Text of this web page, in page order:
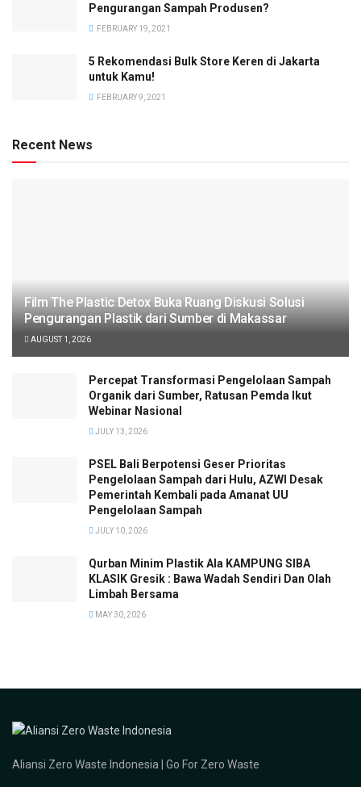
Pengurangan Sampah Produsen?
FEBRUARY 19, 2021
5 Rekomendasi Bulk Store Keren di Jakarta
untuk Kamu!
FEBRUARY 9, 2021
Recent News
Film The Plastic Detox Buka Ruang Diskusi Solusi
Pengurangan Plastik dari Sumber di Makassar
AUGUST 1, 2026
Percepat Transformasi Pengelolaan Sampah
Organik dari Sumber, Ratusan Pemda Ikut
Webinar Nasional
JULY 13, 2026
PSEL Bali Berpotensi Geser Prioritas
Pengelolaan Sampah dari Hulu, AZWI Desak
Pemerintah Kembali pada Amanat UU
Pengelolaan Sampah
JULY 10, 2026
Qurban Minim Plastik Ala KAMPUNG SIBA
KLASIK Gresik : Bawa Wadah Sendiri Dan Olah
Limbah Bersama
MAY 30, 2026
Aliansi Zero Waste Indonesia | Go For Zero Waste